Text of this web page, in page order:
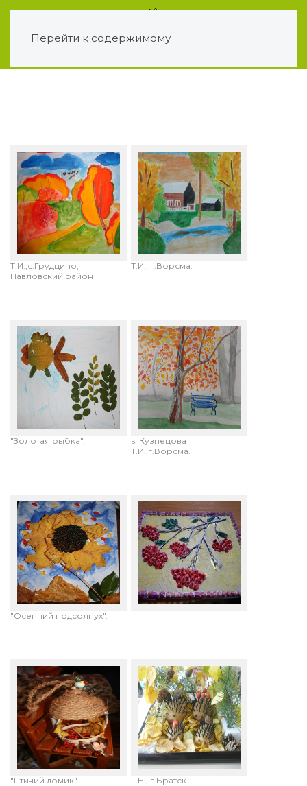
Перейти к содержимому
Кривова Ксения 9 лет.
"Яркая осень".
Руководитель: Кузнецова
Т.И.,с.Грудцино,
Павловский район
Яшина Татьяна, 12 лет.
"Осенний пейзаж".
Руководитель: Кузнецова
Т.И., г.Ворсма.
Баяскина Александра, 2
года (совместное с
родителями творчество).
"Золотая рыбка".
Новикова Марина, 14 лет.
"Осеннее
очарование".Руководител
ь: Кузнецова
Т.И.,г.Ворсма.
Колбасов Алексей,3 года
(совместное с
родителями творчество),
"Осенний подсолнух".
Евгений Калинников, 12
лет. "К празднику Осени"
Колбасов Алексей, 3 года
(совместное с
родителями творчество),
"Птичий домик".
Ковалева Анжелика, 6 лет.
"Ёжики". Воспитатели:
Остапчук Н.А., Грудина
Г.Н., г.Братск.